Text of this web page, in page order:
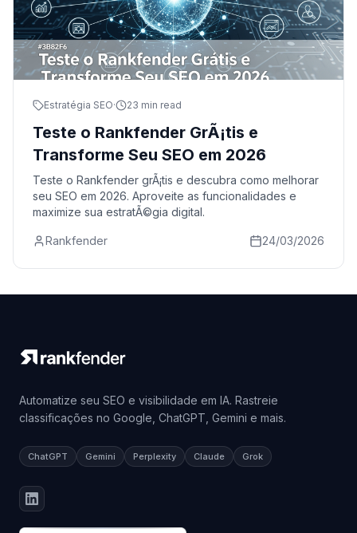
Estratégia SEO· 23 min read
Teste o Rankfender GrÃ¡tis e
Transforme Seu SEO em 2026
Teste o Rankfender grÃ¡tis e descubra como melhorar
seu SEO em 2026. Aproveite as funcionalidades e
maximize sua estratÃ©gia digital.
Rankfender 24/03/2026
Automatize seu SEO e visibilidade em IA. Rastreie
classificações no Google, ChatGPT, Gemini e mais.
ChatGPT Gemini Perplexity Claude Grok